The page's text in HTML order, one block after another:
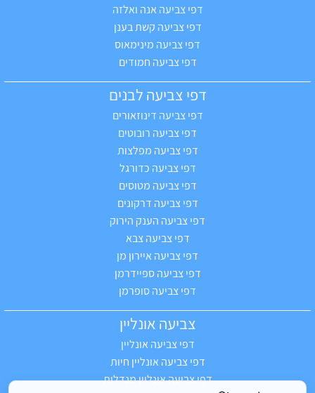
דפי צביעה אנה ואלזה
דפי צביעה קשת בענן
דפי צביעה מינימאוס
דפי צביעה חמודים
דפי צביעה לבנים
דפי צביעה דינוזאורים
דפי צביעה רובוטים
דפי צביעה מפלצות
דפי צביעה כדורגל
דפי צביעה מטוסים
דפי צביעה דרקונים
דפי צביעה הענק הירוק
דפי צביעה צבא
דפי צביעה איירון מן
דפי צביעה ספיידרמן
דפי צביעה סופרמן
צביעה אונליין
דפי צביעה אונליין
דפי צביעה אונליין חיות
דפי צביעה אונליין מנדלות